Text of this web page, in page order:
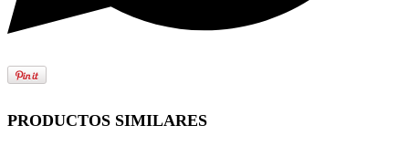
PRODUCTOS SIMILARES